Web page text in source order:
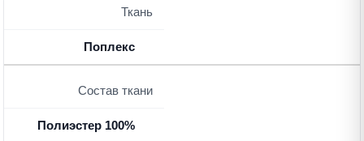
Ткань
Поплекс
Состав ткани
Полиэстер 100%